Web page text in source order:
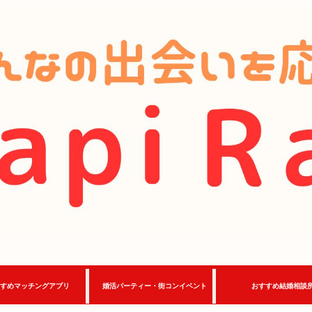
めマッチングアプリ 婚活パーティー・街コンイベント おすすめ結婚相談